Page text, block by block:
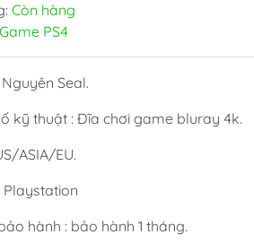
Còn hàng
PS4
Seal.
kỹ thuật : Đĩa chơi game bluray 4k.
ASIA/EU.
hành : bảo hành 1 tháng.